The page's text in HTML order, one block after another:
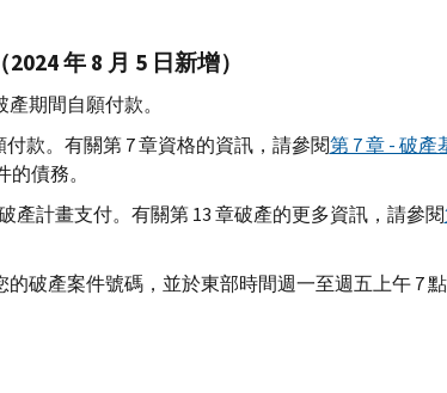
年 8 月 5 日新增）
期間自願付款。
款。有關第 7 章資格的資訊，請參閱第 7 章 - 破
債務。
產計畫支付。有關第 13 章破產的更多資訊，請參閱
破產案件號碼，並於東部時間週一至週五上午 7